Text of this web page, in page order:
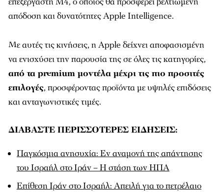
απόδοση και δυνατότητες Apple Intelligence.
Με αυτές τις κινήσεις, η Apple δείχνει αποφασισμένη
να ενισχύσει την παρουσία της σε όλες τις κατηγορίες,
από τα premium μοντέλα μέχρι τις πιο προσιτές
επιλογές, προσφέροντας προϊόντα με υψηλές επιδόσεις
και ανταγωνιστικές τιμές.
ΔΙΑΒΑΣΤΕ ΠΕΡΙΣΣΟΤΕΡΕΣ ΕΙΔΗΣΕΙΣ:
Παγκόσμια ανησυχία: Εν αναμονή της απάντησης
του Ισραήλ στο Ιράν – Η στάση των ΗΠΑ
Επίθεση Ιράν στο Ισραήλ: Απειλή για το πετρέλαιο